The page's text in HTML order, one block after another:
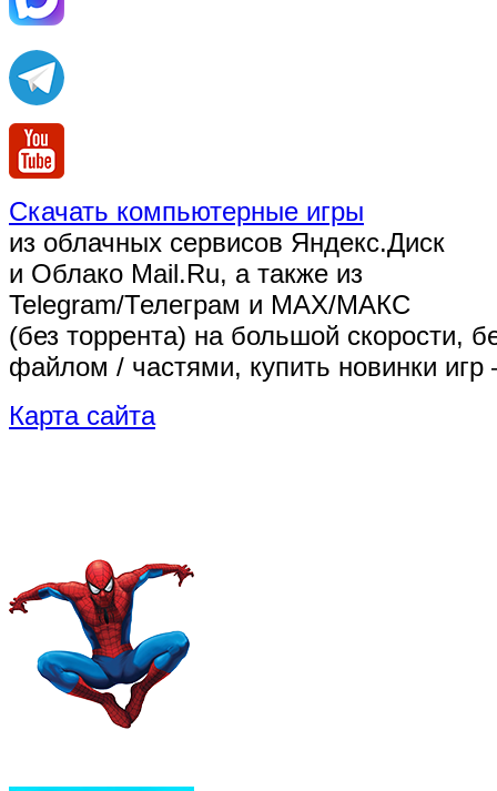
Скачать компьютерные игры
из облачных сервисов Яндекс.Диск
и Облако Mail.Ru, а также из
Telegram/Телеграм и MAX/МАКС
(без торрента) на большой скорости,
файлом / частями, купить новинки
Карта сайта